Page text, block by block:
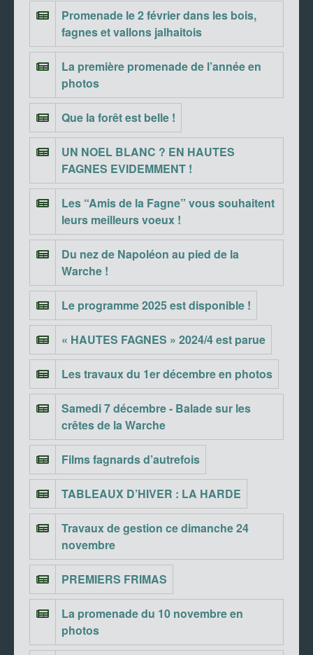
Promenade le 2 février dans les bois,
fagnes et vallons jalhaitois
La première promenade de l’année en
photos
Que la forêt est belle !
UN NOEL BLANC ? EN HAUTES
FAGNES EVIDEMMENT !
Les “Amis de la Fagne” vous souhaitent
leurs meilleurs voeux !
Du nez de Napoléon au pied de la
Warche !
Le programme 2025 est disponible !
« HAUTES FAGNES » 2024/4 est parue
Les travaux du 1er décembre en photos
Samedi 7 décembre - Balade sur les
crêtes de la Warche
Films fagnards d’autrefois
TABLEAUX D’HIVER : LA HARDE
Travaux de gestion ce dimanche 24
novembre
PREMIERS FRIMAS
La promenade du 10 novembre en
photos